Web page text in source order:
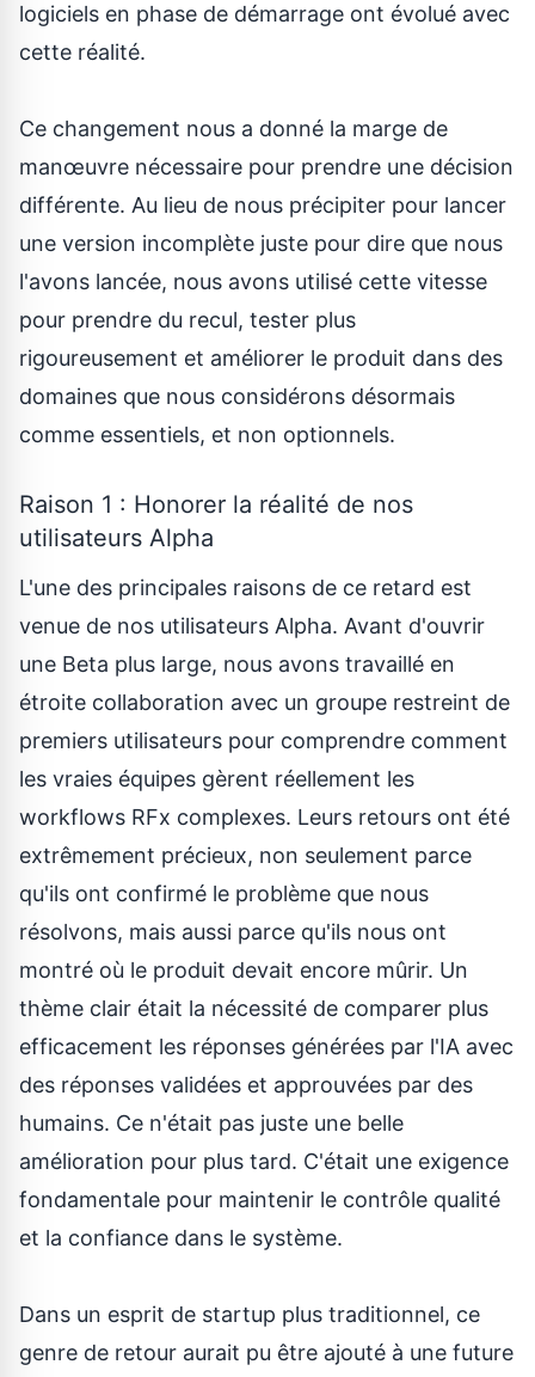
logiciels en phase de démarrage ont évolué avec
cette réalité.
Ce changement nous a donné la marge de
manœuvre nécessaire pour prendre une décision
différente. Au lieu de nous précipiter pour lancer
une version incomplète juste pour dire que nous
l'avons lancée, nous avons utilisé cette vitesse
pour prendre du recul, tester plus
rigoureusement et améliorer le produit dans des
domaines que nous considérons désormais
comme essentiels, et non optionnels.
Raison 1 : Honorer la réalité de nos
utilisateurs Alpha
L'une des principales raisons de ce retard est
venue de nos utilisateurs Alpha. Avant d'ouvrir
une Beta plus large, nous avons travaillé en
étroite collaboration avec un groupe restreint de
premiers utilisateurs pour comprendre comment
les vraies équipes gèrent réellement les
workflows RFx complexes. Leurs retours ont été
extrêmement précieux, non seulement parce
qu'ils ont confirmé le problème que nous
résolvons, mais aussi parce qu'ils nous ont
montré où le produit devait encore mûrir. Un
thème clair était la nécessité de comparer plus
efficacement les réponses générées par l'IA avec
des réponses validées et approuvées par des
humains. Ce n'était pas juste une belle
amélioration pour plus tard. C'était une exigence
fondamentale pour maintenir le contrôle qualité
et la confiance dans le système.
Dans un esprit de startup plus traditionnel, ce
genre de retour aurait pu être ajouté à une future